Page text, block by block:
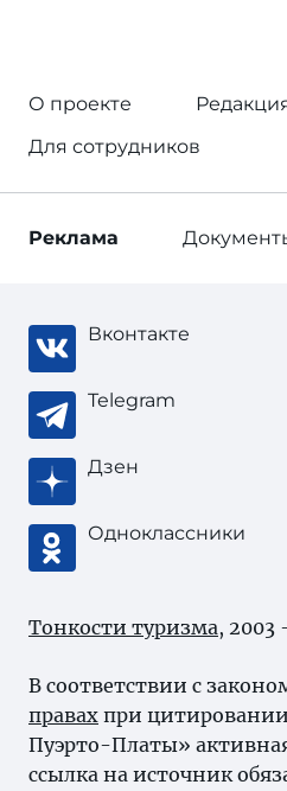
О проекте
Для сотрудников
Реклама
Вконтакте
Telegram
Дзен
Одноклассники
Тонкости туризма, 2003
В соответствии с
правах при
Пуэрто-Платы»
ссылка на источник